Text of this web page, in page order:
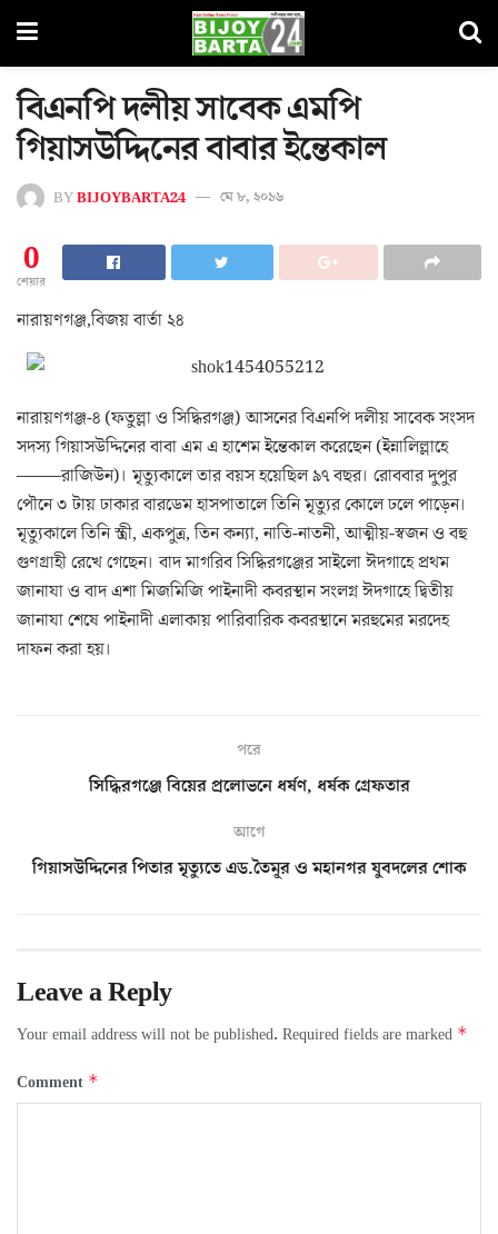
বিএনপি দলীয় সাবেক এমপি
গিয়াসউদ্দিনের বাবার ইন্তেকাল
BYBIJOYBARTA24 মে ৮, ২০১৬
0
শেয়ার
নারায়ণগঞ্জ,বিজয় বার্তা ২৪
নারায়ণগঞ্জ-৪ (ফতুল্লা ও সিদ্ধিরগঞ্জ) আসনের বিএনপি দলীয় সাবেক সংসদ
সদস্য গিয়াসউদ্দিনের বাবা এম এ হাশেম ইন্তেকাল করেছেন (ইন্নালিল্লাহে
——–রাজিউন)। মৃত্যুকালে তার বয়স হয়েছিল ৯৭ বছর। রোববার দুপুর
পৌনে ৩ টায় ঢাকার বারডেম হাসপাতালে তিনি মৃত্যুর কোলে ঢলে পাড়েন।
মৃত্যুকালে তিনি স্ত্রী, একপুত্র, তিন কন্যা, নাতি-নাতনী, আত্মীয়-স্বজন ও বহু
গুণগ্রাহী রেখে গেছেন। বাদ মাগরিব সিদ্ধিরগঞ্জের সাইলো ঈদগাহে প্রথম
জানাযা ও বাদ এশা মিজমিজি পাইনাদী কবরস্থান সংলগ্ন ঈদগাহে দ্বিতীয়
জানাযা শেষে পাইনাদী এলাকায় পারিবারিক কবরস্থানে মরহুমের মরদেহ
দাফন করা হয়।
পরে
সিদ্ধিরগঞ্জে বিয়ের প্রলোভনে ধর্ষণ, ধর্ষক গ্রেফতার
আগে
গিয়াসউদ্দিনের পিতার মৃত্যুতে এড.তৈমূর ও মহানগর যুবদলের শোক
Leave a Reply
Your email address will not be published. Required fields are marked *
Comment *